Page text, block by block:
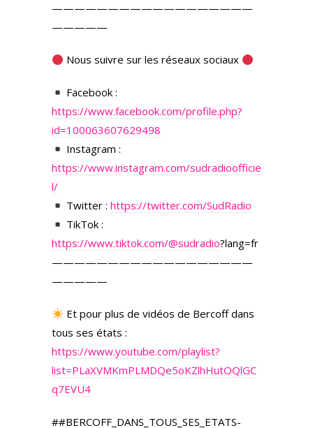
——————————————————
—————
Nous suivre sur les réseaux sociaux
Facebook :
https://www.facebook.com/profile.php?
id=100063607629498
Instagram :
https://www.instagram.com/sudradioofficie
l/
Twitter :https://twitter.com/SudRadio
TikTok :
https://www.tiktok.com/@sudradio?lang=fr
——————————————————
—————
Et pour plus de vidéos de Bercoff dans
tous ses états :
https://www.youtube.com/playlist?
list=PLaXVMKmPLMDQe5oKZlhHutOQlGC
q7EVU4
##BERCOFF_DANS_TOUS_SES_ETATS-